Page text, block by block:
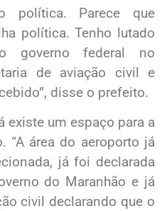
política. Parece que
política. Tenho lutado
governo federal no
de aviação civil e
disse o prefeito.
existe um espaço para a
“A área do aeroporto já
já foi declarada
do Maranhão e já
civil declarando que o